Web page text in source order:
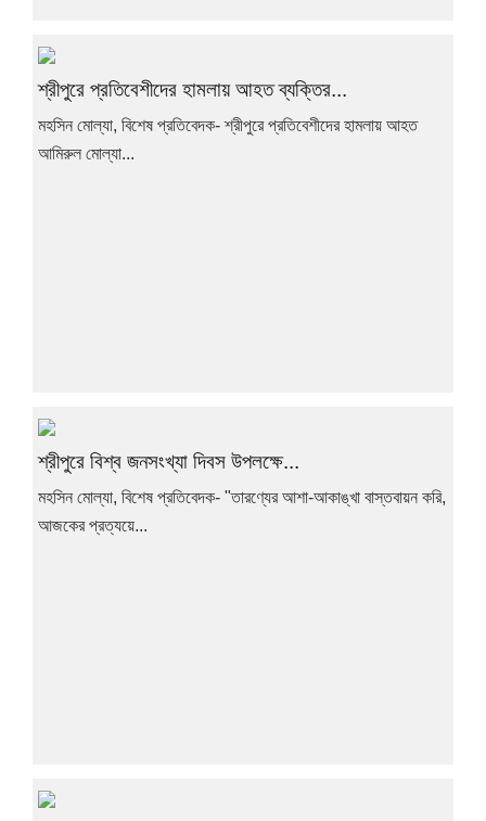
শ্রীপুরে প্রতিবেশীদের হামলায় আহত ব্যক্তির...
মহসিন মোল্যা, বিশেষ প্রতিবেদক- শ্রীপুরে প্রতিবেশীদের হামলায় আহত
আমিরুল মোল্যা...
শ্রীপুরে বিশ্ব জনসংখ্যা দিবস উপলক্ষে...
মহসিন মোল্যা, বিশেষ প্রতিবেদক- "তারণ্যের আশা-আকাঙ্খা বাস্তবায়ন করি,
আজকের প্রত্যয়ে...